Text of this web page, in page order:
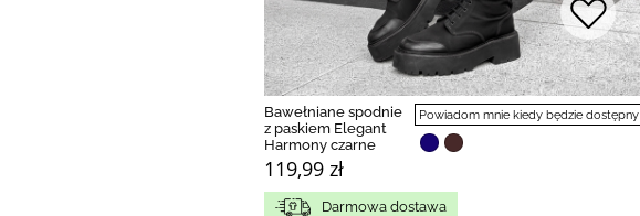
Bawełniane spodnie
z paskiem Elegant
Harmony czarne
119,99 zł
Powiadom mnie kiedy będzie dostępny
Darmowa dostawa